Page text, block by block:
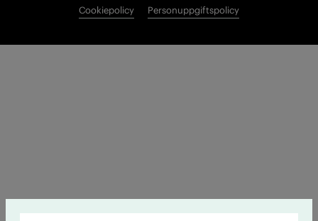
Cookiepolicy
Personuppgiftspolicy